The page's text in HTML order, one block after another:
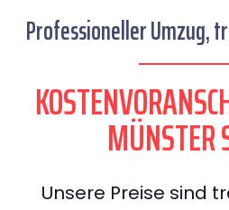
Professioneller Umzug,
MÜNSTER
Unsere Preise sind